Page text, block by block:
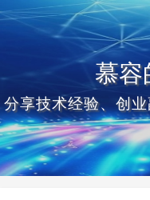
慕容
分享技术经验、创